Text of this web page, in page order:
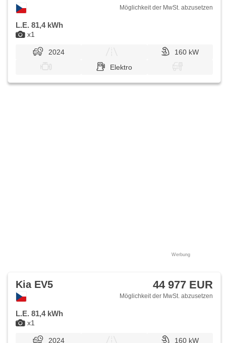
x1
Möglichkeit der MwSt. abzusetzen
L.E. 81,4 kWh
2024
160 kW
Elektro
Werbung
x1
Kia EV5 44 977 EUR
Möglichkeit der MwSt. abzusetzen
L.E. 81,4 kWh
2024
160 kW